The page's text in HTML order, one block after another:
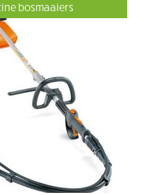
bosmaaiers